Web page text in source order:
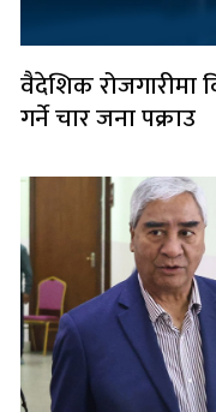
वैदेशिक रोजगारीमा
गर्ने चार जना पक्राउ